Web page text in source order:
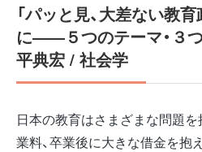
「パッと見、大差ない教
に――５つのテーマ・３
平典宏 / 社会学
日本の教育はさまざまな問題
業料、卒業後に大きな借金を抱